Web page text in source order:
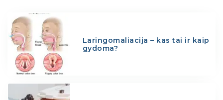
Laringomaliacija – kas tai ir kaip
gydoma?